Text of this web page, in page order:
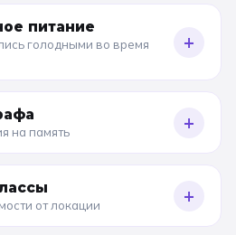
питание
голодными во время
+
на память +
от локации +